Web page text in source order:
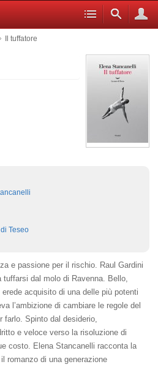
Il tuffatore
Teseo
e passione per il rischio. Raul Gardini
dal molo di Ravenna. Bello,
acquisito di una delle più potenti
l’ambizione di cambiare le regole del
Spinto dal desiderio,
e veloce verso la risoluzione di
costo. Elena Stancanelli racconta la
romanzo di una generazione